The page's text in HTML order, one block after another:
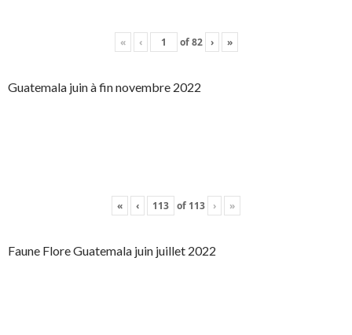
« ‹ of82 › »
Guatemala juin à fin novembre 2022
« ‹ of 113 › »
Faune Flore Guatemala juin juillet 2022